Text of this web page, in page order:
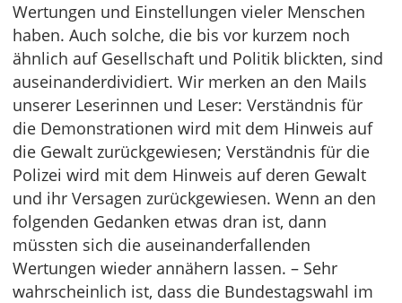
Wertungen und Einstellungen vieler Menschen
haben. Auch solche, die bis vor kurzem noch
ähnlich auf Gesellschaft und Politik blickten, sind
auseinanderdividiert. Wir merken an den Mails
unserer Leserinnen und Leser: Verständnis für
die Demonstrationen wird mit dem Hinweis auf
die Gewalt zurückgewiesen; Verständnis für die
Polizei wird mit dem Hinweis auf deren Gewalt
und ihr Versagen zurückgewiesen. Wenn an den
folgenden Gedanken etwas dran ist, dann
müssten sich die auseinanderfallenden
Wertungen wieder annähern lassen. – Sehr
wahrscheinlich ist, dass die Bundestagswahl im